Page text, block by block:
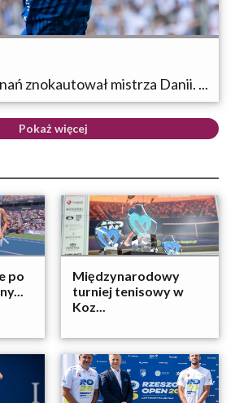
znokautował mistrza Danii. ...
Pokaż więcej
po
Międzynarodowy
turniej tenisowy w
Koz...